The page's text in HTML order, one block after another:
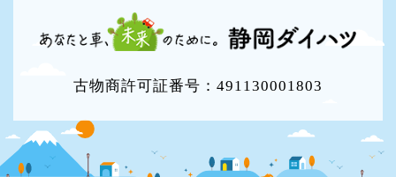
古物商許可証番号：491130001803